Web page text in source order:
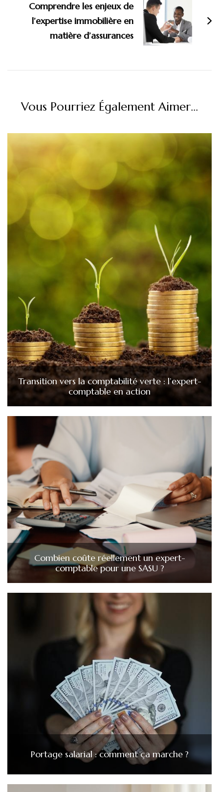
Comprendre les enjeux de
l’expertise immobilière en
matière d’assurances
Vous Pourriez Également Aimer...
Transition vers la comptabilité verte : l’expert-
comptable en action
Combien coûte réellement un expert-
comptable pour une SASU ?
Portage salarial : comment ça marche ?